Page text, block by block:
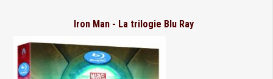
Iron Man - La trilogie Blu Ray